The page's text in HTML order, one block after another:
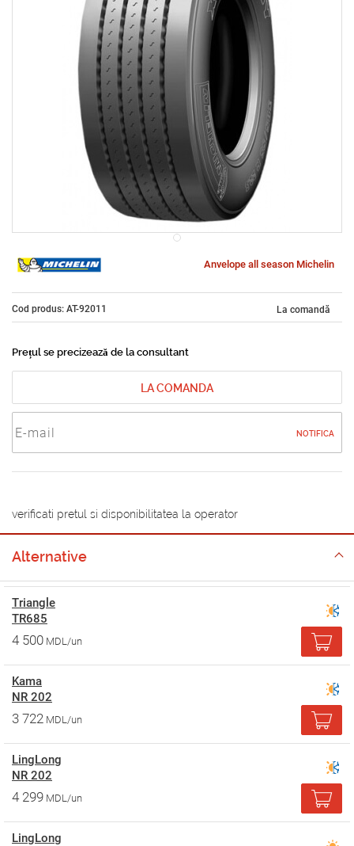
Anvelope all season Michelin
Cod produs: AT-92011 La comandă
Prețul se precizează de la consultant
LA COMANDA
NOTIFICA
verificati pretul si disponibilitatea la operator
Alternative
Triangle
TR685
4 500 MDL/un
Kama
NR 202
3 722 MDL/un
LingLong
NR 202
4 299 MDL/un
LingLong